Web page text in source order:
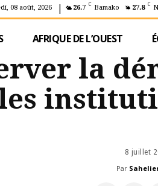
08 août, 2026 | 26.7 C Bamako 27.8 C
AFRIQUE DE L’OUEST
la
8 juillet
Par